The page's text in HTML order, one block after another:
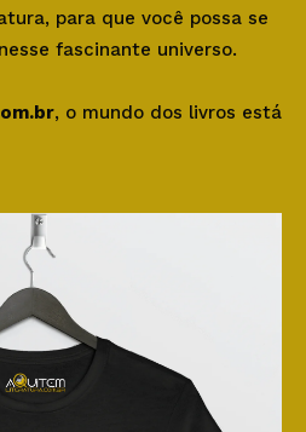
para que você possa se
fascinante universo.
, o mundo dos livros está